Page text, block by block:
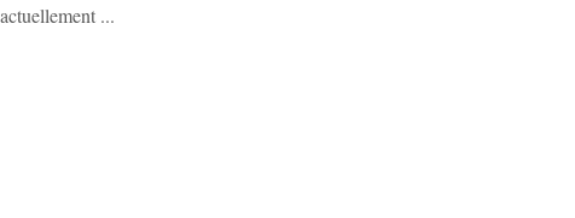
actuellement ...